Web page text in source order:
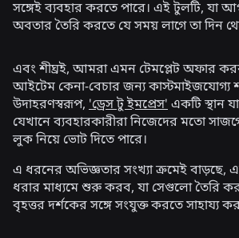
সঙ্গেই ব্যবহার করতে পারে। এই টুলটি, যা
অবতার তৈরি করতে যে সময় লাগে তা দিন
এবং শীঘ্রই, আমরা এমন টেমপ্লেট অফার করব
আইটেম কেনা-বেচার জন্য কাস্টমাইজযোগ্য
উদাহরণস্বরূপ, 'ড্রেস টু ইমপ্রেস'একটি স্থান
যেখানে ব্যবহারকারীরা নিজেদের মতো
লুক নিয়ে ভোট দিতে পারে।
এ ধরনের অভিজ্ঞতার সংখ্যা ক্রমেই
ধরার মাধ্যমে শুরু করব, যা সেগুলো তৈরি করা
বৃহত্তর দর্শকের সঙ্গে সংযুক্ত করতে সাহায্য